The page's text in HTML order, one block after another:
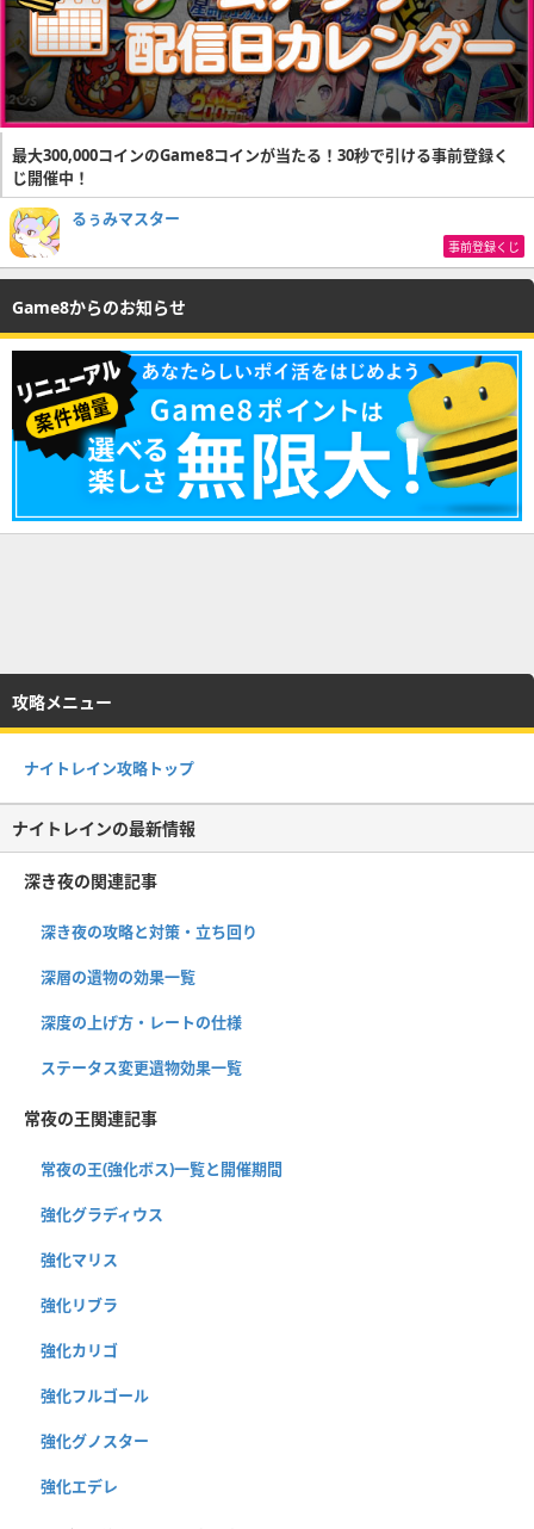
最大300,000コインのGame8コインが当たる！30秒で引ける事前登録く
じ開催中！
るぅみマスター
事前登録くじ
Game8からのお知らせ
攻略メニュー
ナイトレイン攻略トップ
ナイトレインの最新情報
深き夜の関連記事
深き夜の攻略と対策・立ち回り
深層の遺物の効果一覧
深度の上げ方・レートの仕様
ステータス変更遺物効果一覧
常夜の王関連記事
常夜の王(強化ボス)一覧と開催期間
強化グラディウス
強化マリス
強化リブラ
強化カリゴ
強化フルゴール
強化グノスター
強化エデレ